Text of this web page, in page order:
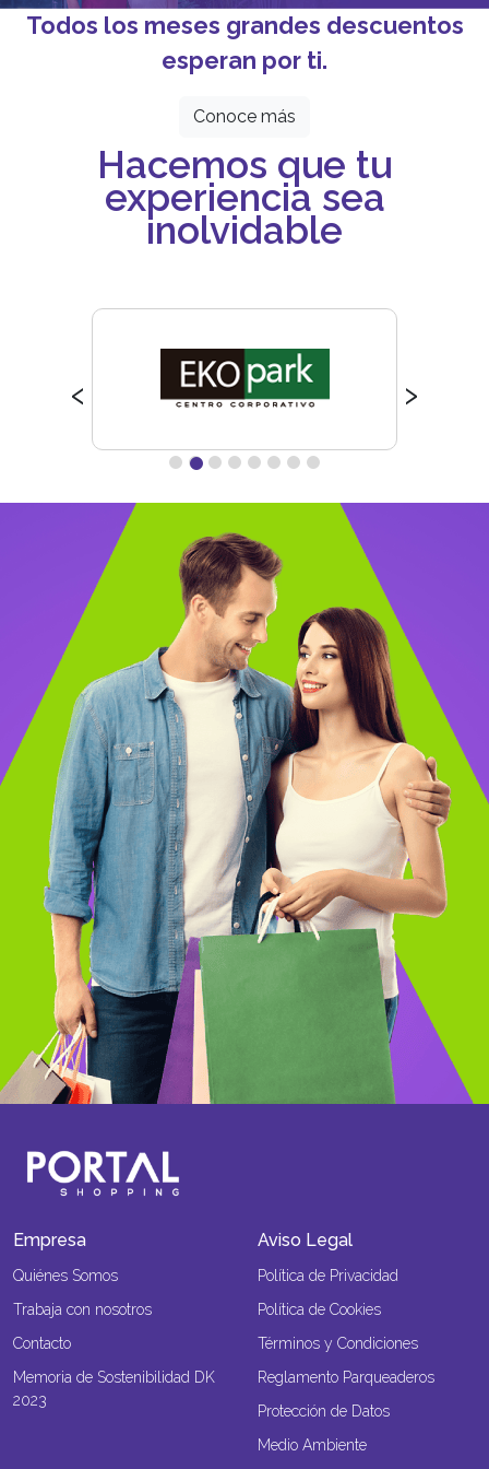
Todos los meses grandes descuentos
esperan por ti.
Conoce más
Hacemos que tu
experiencia sea
inolvidable
‹ ›
Empresa
Quiénes Somos
Trabaja con nosotros
Contacto
Memoria de Sostenibilidad DK
2023
Aviso Legal
Política de Privacidad
Política de Cookies
Términos y Condiciones
Reglamento Parqueaderos
Protección de Datos
Medio Ambiente